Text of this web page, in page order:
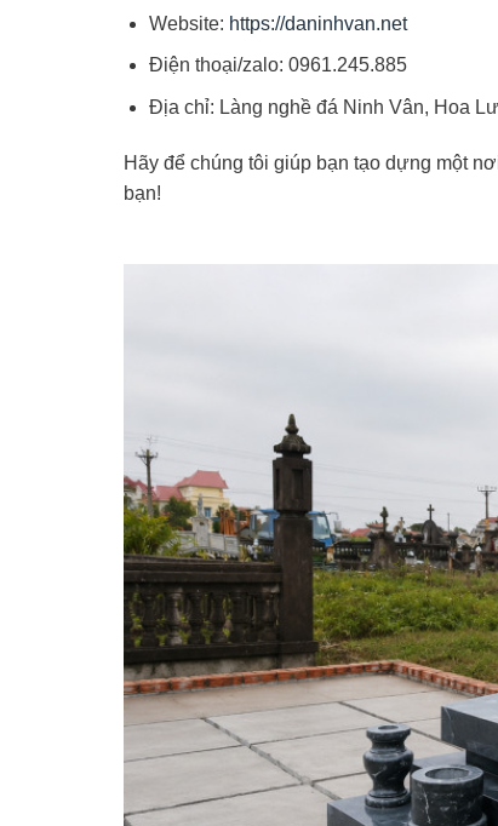
Website: https://daninhvan.net
Điện thoại/zalo: 0961.245.885
Địa chỉ: Làng nghề đá Ninh Vân, Hoa
Hãy để chúng tôi giúp bạn tạo dựng một
bạn!